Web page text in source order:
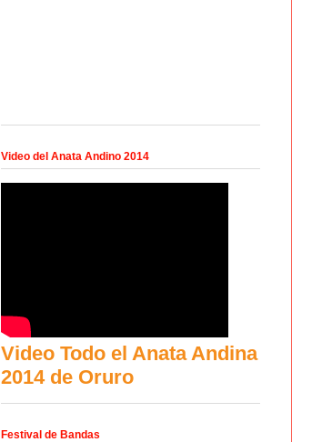
Video del Anata Andino 2014
Video Todo el Anata Andina
2014 de Oruro
Festival de Bandas